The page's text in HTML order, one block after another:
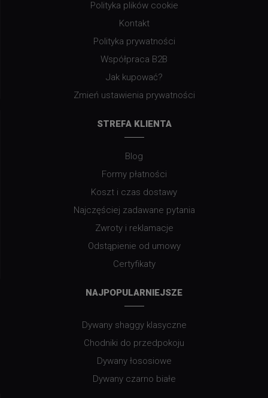
INFORMACJE
O firmie
Regulamin
Polityka plików cookie
Kontakt
Współpraca B2B
Jak kupować?
Zmień ustawienia prywatności
Blog
Formy płatności
Koszt i czas dostawy
Zwroty i reklamacje
Odstąpienie od umowy
Certyfikaty
NAJPOPULARNIEJSZE